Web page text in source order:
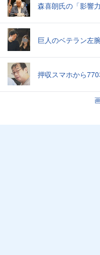
森喜朗氏の「影響
巨人のベテラン左